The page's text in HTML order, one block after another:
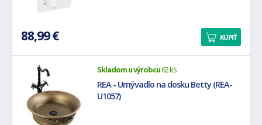
88,99 € KÚPIŤ
Skladom u výrobcu62 ks
REA - Umývadlo na dosku Betty (REA-
U1057)